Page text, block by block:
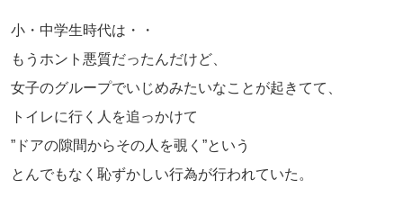
小・中学生時代は・・
もうホント悪質だったんだけど、
女子のグループでいじめみたいなことが起きてて、
トイレに行く人を追っかけて
”ドアの隙間からその人を覗く”という
とんでもなく恥ずかしい行為が行われていた。